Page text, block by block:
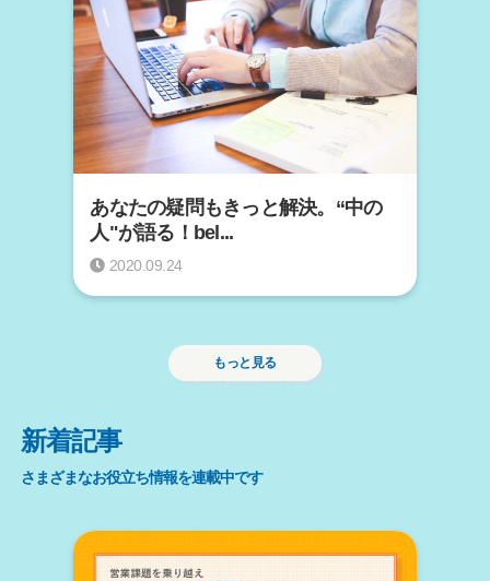
あなたの疑問もきっと解決。“中の
人"が語る！bel...
2020.09.24
もっと見る
新着記事
さまざまなお役立ち情報を連載中です